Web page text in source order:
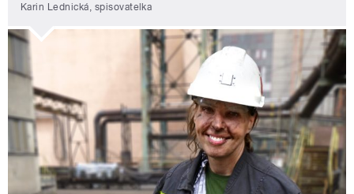
Karin Lednická, spisovatelka